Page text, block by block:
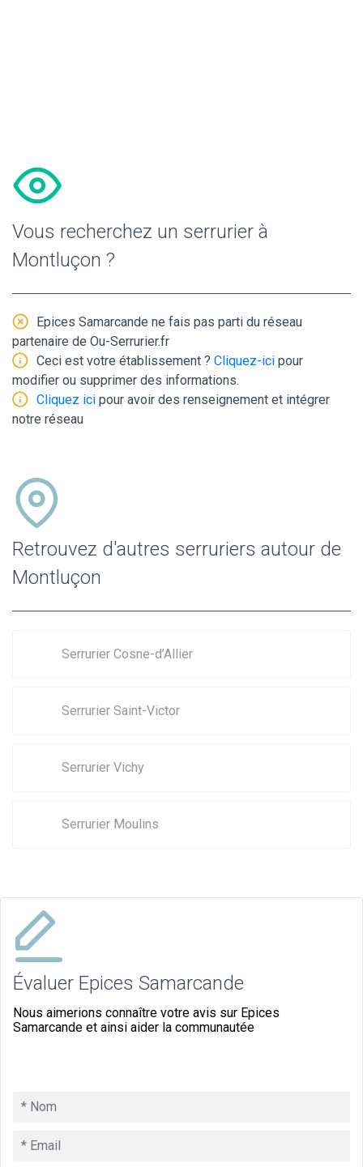
Vous recherchez un serrurier à
Montluçon ?
Epices Samarcande ne fais pas parti du réseau
partenaire de Ou-Serrurier.fr
Ceci est votre établissement ? Cliquez-ici pour
modifier ou supprimer des informations.
Cliquez ici pour avoir des renseignement et intégrer
notre réseau
Retrouvez d'autres serruriers autour de
Montluçon
Serrurier Cosne-d’Allier
Serrurier Saint-Victor
Serrurier Vichy
Serrurier Moulins
Évaluer Epices Samarcande
Nous aimerions connaître votre avis sur Epices
Samarcande et ainsi aider la communautée